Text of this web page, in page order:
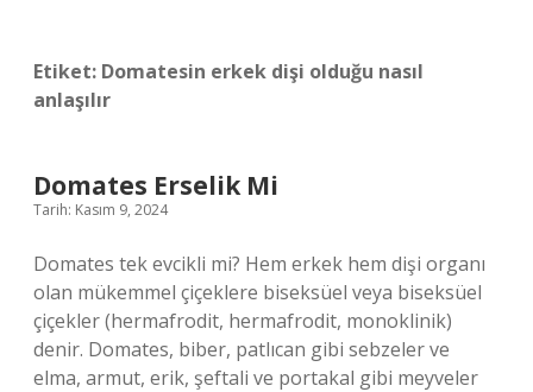
Etiket: Domatesin erkek dişi olduğu nasıl
anlaşılır
Domates Erselik Mi
Tarih: Kasım 9, 2024
Domates tek evcikli mi? Hem erkek hem dişi organı
olan mükemmel çiçeklere biseksüel veya biseksüel
çiçekler (hermafrodit, hermafrodit, monoklinik)
denir. Domates, biber, patlıcan gibi sebzeler ve
elma, armut, erik, şeftali ve portakal gibi meyveler